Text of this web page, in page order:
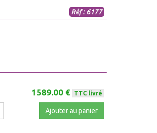
Réf : 6177
1589.00 € TTC livré
Ajouter au panier